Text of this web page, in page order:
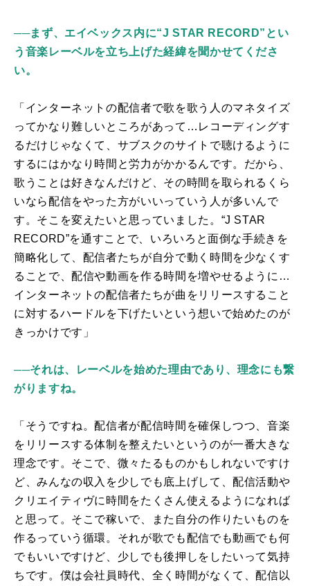
──まず、エイベックス内に“J STAR RECORD”とい
う音楽レーベルを立ち上げた経緯を聞かせてくださ
い。
「インターネットの配信者で歌を歌う人のマネタイズ
ってかなり難しいところがあって…レコーディングす
るだけじゃなくて、サブスクのサイトで聴けるように
するにはかなり時間と労力がかかるんです。だから、
歌うことは好きなんだけど、その時間を取られるくら
いなら配信をやった方がいいっていう人が多いんで
す。そこを変えたいと思っていました。“J STAR
RECORD”を通すことで、いろいろと面倒な手続きを
簡略化して、配信者たちが自分で動く時間を少なくす
ることで、配信や動画を作る時間を増やせるように…
インターネットの配信者たちが曲をリリースすること
に対するハードルを下げたいという想いで始めたのが
きっかけです」
──それは、レーベルを始めた理由であり、理念にも繋
がりますね。
「そうですね。配信者が配信時間を確保しつつ、音楽
をリリースする体制を整えたいというのが一番大きな
理念です。そこで、微々たるものかもしれないですけ
ど、みんなの収入を少しでも底上げして、配信活動や
クリエイティヴに時間をたくさん使えるようになれば
と思って。そこで稼いで、また自分の作りたいものを
作るっていう循環。それが歌でも配信でも動画でも何
でもいいですけど、少しでも後押しをしたいって気持
ちです。僕は会社員時代、全く時間がなくて、配信以